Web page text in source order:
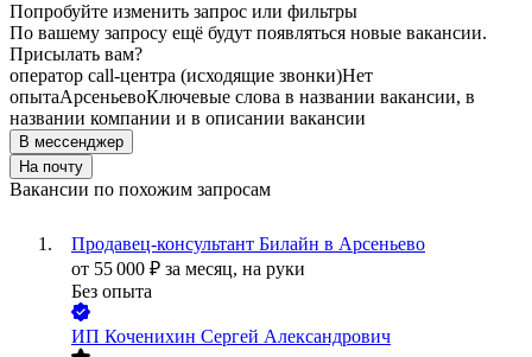
Попробуйте изменить запрос или фильтры
По вашему запросу ещё будут появляться новые вакансии.
Присылать вам?
оператор call-центра (исходящие звонки)Нет
опытаАрсеньевоКлючевые слова в названии вакансии, в
названии компании и в описании вакансии
В мессенджер
На почту
Вакансии по похожим запросам
Продавец-консультант Билайн в Арсеньево
от 55 000 ₽ за месяц, на руки
Без опыта
ИП Коченихин Сергей Александрович